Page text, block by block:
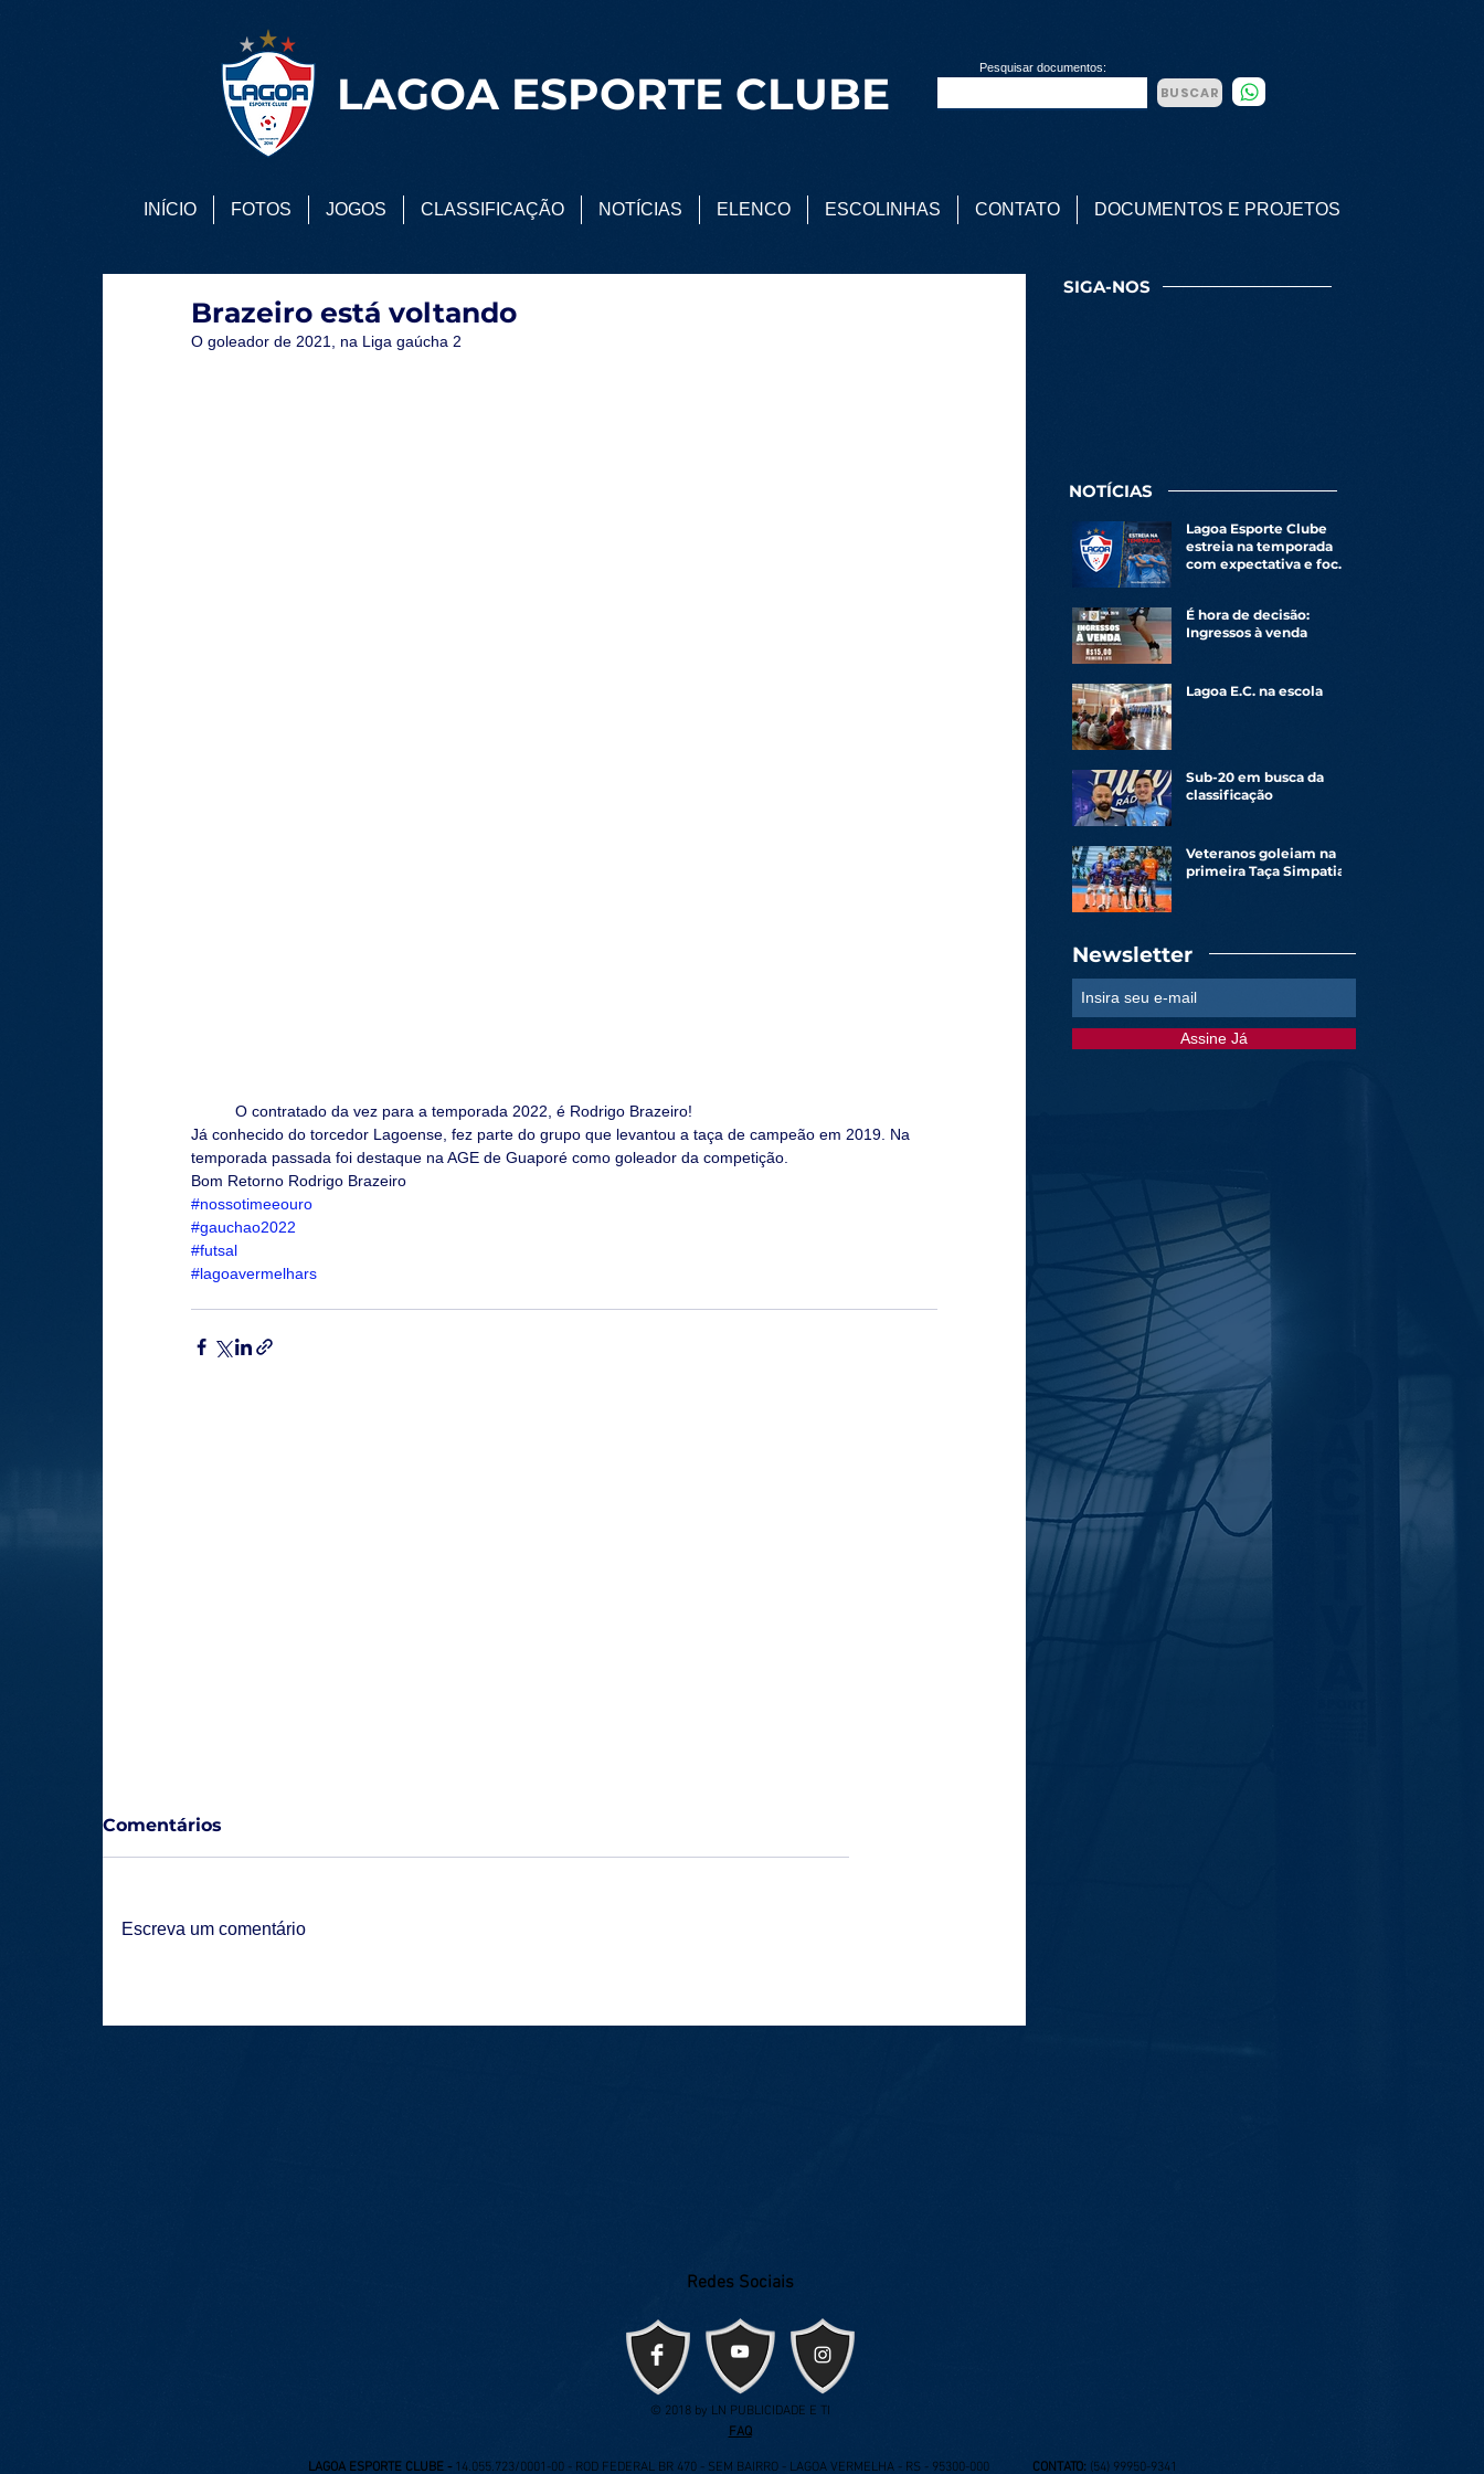
LAGOA ESPORTE CLUBE
INÍCIO FOTOS JOGOS CLASSIFICAÇÃO NOTÍCIAS ELENCO ESCOLINHAS CONTATO DOCUMENTOS E PROJETOS
Pesquisar documentos:
BUSCAR
Brazeiro está voltando
O goleador de 2021, na Liga gaúcha 2
	O contratado da vez para a temporada 2022, é Rodrigo Brazeiro!
Já conhecido do torcedor Lagoense, fez parte do grupo que levantou a taça de campeão em 2019. Na
temporada passada foi destaque na AGE de Guaporé como goleador da competição.
Bom Retorno Rodrigo Brazeiro
#nossotimeeouro
#gauchao2022
#futsal
#lagoavermelhars
Comentários
Escreva um comentário
SIGA-NOS
NOTÍCIAS
Lagoa Esporte Clube
estreia na temporada
com expectativa e foco
É hora de decisão:
Ingressos à venda
Lagoa E.C. na escola
Sub-20 em busca da
classificação
Veteranos goleiam na
primeira Taça Simpatia
Newsletter
Assine Já
Redes Sociais
© 2018 by LN PUBLICIDADE E TI
FAQ
LAGOA ESPORTE CLUBE - 14.055.723/0001-00 - ROD FEDERAL BR 470 - SEM BAIRRO - LAGOA VERMELHA - RS - 95300-000CONTATO: (54) 99950-9341